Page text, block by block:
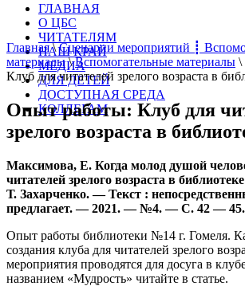
ГЛАВНАЯ
О ЦБС
ЧИТАТЕЛЯМ
НАШ КРАЙ
МЕДИА
ДЛЯ ДЕТЕЙ
ДОСТУПНАЯ СРЕДА
КОЛЛЕГАМ
Главная\Сценарии мероприятий ┋
материалы\Вспомогательные материалы \
Клуб для читателей зрелого возраста в
Опыт работы: Клуб для
зрелого возраста в
Максимова, Е. Когда молод душой
читателей зрелого возраста в
Т. Захарченко. — Текст :
предлагает. — 2021. — №4. — С. 42 — 45.
Опыт работы библиотеки №14 г. Гомеля.
создания клуба для читателей зрелого
мероприятия проводятся для досуга в
названием «Мудрость» читайте в статье.